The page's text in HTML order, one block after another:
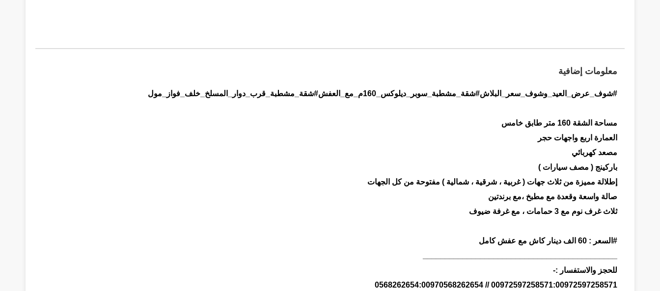
معلومات إضافية
#شوف_عرض_العيد_وشوف_سعر_البلاش#شقة_مشطبة_سوبر_ديلوكس_160م_مع_العفش#شقة_مشطبة_قرب_دوار_المسلخ_خلف_فواز_مول
مساحة الشقة 160 متر طابق خامس
العمارة اربع واجهات حجر
مصعد كهربائي
باركينج ( مصف سيارات )
إطلالة مميزة من ثلاث جهات ( غربية ، شرقية ، شمالية ) مفتوحة من كل الجهات
صالة واسعة وقعدة مع مطبخ ،مع برندتين
ثلاث غرف نوم مع 3 حمامات ، مع غرفة ضيوف
#السعر : 60 الف دينار كاش مع عفش كامل
للحجز والاستفسار :-
00972597258571:00972597258571 // 0568262654:00970568262654